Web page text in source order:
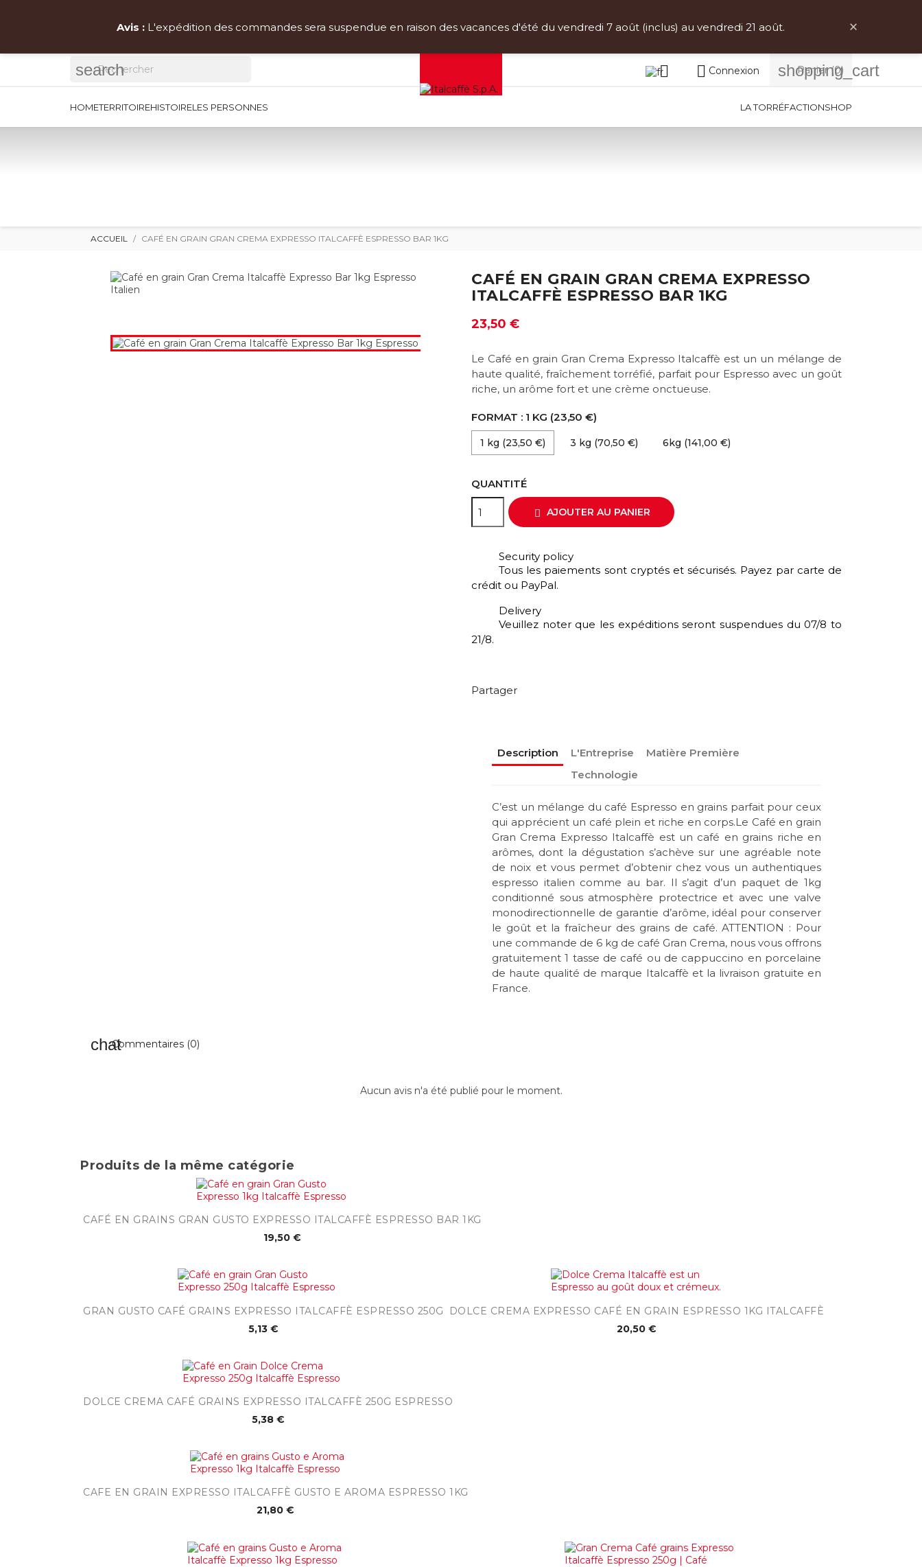
- - -
search   Connexion shopping_cart
Panier (0)
HOMETERRITOIREHISTOIRELES PERSONNES LA TORRÉFACTIONSHOP
ACCUEIL CAFÉ EN GRAIN GRAN CREMA EXPRESSO ITALCAFFÈ ESPRESSO BAR 1KG
CAFÉ EN GRAIN GRAN CREMA EXPRESSO
ITALCAFFÈ ESPRESSO BAR 1KG
23,50 €
Le Café en grain Gran Crema Expresso Italcaffè est un un mélange de
haute qualité, fraîchement torréfié, parfait pour Espresso avec un goût
riche, un arôme fort et une crème onctueuse.
FORMAT : 1 KG (23,50 €)
1 kg (23,50 €) 3 kg (70,50 €) 6kg (141,00 €)
QUANTITÉ
 AJOUTER AU PANIER
Security policy
Tous les paiements sont cryptés et sécurisés. Payez par carte de
crédit ou PayPal.
Delivery
Veuillez noter que les expéditions seront suspendues du 07/8 to
21/8.
Partager
Description L'Entreprise
Matière Première
Technologie
C’est un mélange du café Espresso en grains parfait pour ceux
qui apprécient un café plein et riche en corps.Le Café en grain
Gran Crema Expresso Italcaffè est un café en grains riche en
arômes, dont la dégustation s’achève sur une agréable note
de noix et vous permet d’obtenir chez vous un authentiques
espresso italien comme au bar. Il s’agit d’un paquet de 1kg
conditionné sous atmosphère protectrice et avec une valve
monodirectionnelle de garantie d’arôme, idéal pour conserver
le goût et la fraîcheur des grains de café. ATTENTION : Pour
une commande de 6 kg de café Gran Crema, nous vous offrons
gratuitement 1 tasse de café ou de cappuccino en porcelaine
de haute qualité de marque Italcaffè et la livraison gratuite en
France.
Commentaires (0)
Aucun avis n'a été publié pour le moment.
Produits de la même catégorie
 Aperçu rapide
CAFÉ EN GRAINS GRAN GUSTO EXPRESSO ITALCAFFÈ ESPRESSO BAR 1KG
19,50 €
 Aperçu rapide
GRAN GUSTO CAFÉ GRAINS EXPRESSO ITALCAFFÈ ESPRESSO 250G
5,13 €
 Aperçu rapide
DOLCE CREMA EXPRESSO CAFÉ EN GRAIN ESPRESSO 1KG ITALCAFFÈ
20,50 €
 Aperçu rapide
DOLCE CREMA CAFÉ GRAINS EXPRESSO ITALCAFFÈ 250G ESPRESSO
5,38 €
 Aperçu rapide
CAFE EN GRAIN EXPRESSO ITALCAFFÈ GUSTO E AROMA ESPRESSO 1KG
21,80 €
Avis :L'expédition des commandes sera suspendue en raison des vacances d'été du vendredi 7 août (inclus) au vendredi 21 août. ×